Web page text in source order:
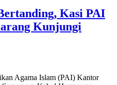
Kasi PAI
Kunjungi
Agama Islam (PAI) Kantor